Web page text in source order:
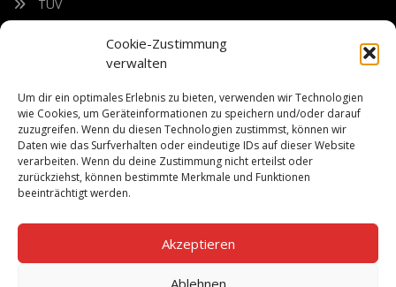
Cookie-Zustimmung
verwalten
Um dir ein optimales Erlebnis zu bieten, verwenden wir Technologien
wie Cookies, um Geräteinformationen zu speichern und/oder darauf
zuzugreifen. Wenn du diesen Technologien zustimmst, können wir
Daten wie das Surfverhalten oder eindeutige IDs auf dieser Website
verarbeiten. Wenn du deine Zustimmung nicht erteilst oder
zurückziehst, können bestimmte Merkmale und Funktionen
beeinträchtigt werden.
Akzeptieren
Ablehnen
TÜV
Bleiben Sie auf dem Laufenden über unsere sich ständig
weiterentwickelnden Produkteigenschaften und Technologien.
Geben Sie Ihre E-Mail-Adresse ein und abonnieren Sie unseren
Newsletter.